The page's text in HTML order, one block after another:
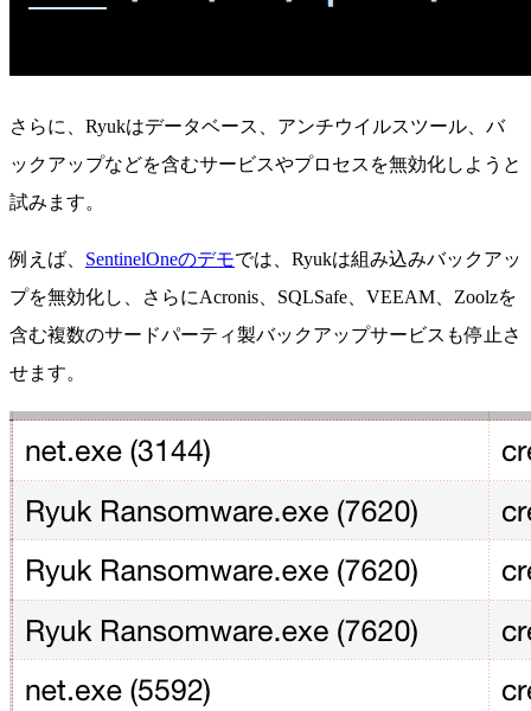
さらに、Ryukはデータベース、アンチウイルスツール、バ
ックアップなどを含むサービスやプロセスを無効化しようと
試みます。
例えば、 SentinelOneのデモでは、Ryukは組み込みバックアッ
プを無効化し、さらにAcronis、SQLSafe、VEEAM、Zoolzを
含む複数のサードパーティ製バックアップサービスも停止さ
せます。